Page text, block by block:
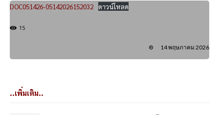
DOC051426-05142026152032 ดาวน์โหลด
15
14 พฤษภาคม 2026
..เพิ่มเติม..